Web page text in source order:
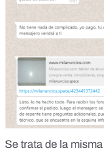
Se trata de la